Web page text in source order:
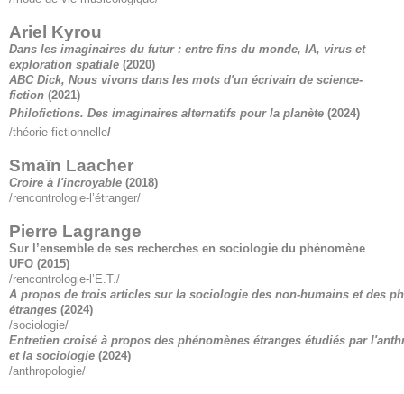
Ariel Kyrou
Dans les imaginaires du futur : entre fins du monde, IA, virus et
exploration spatiale (2020)
ABC Dick, Nous vivons dans les mots d'un écrivain de science-
fiction (2021)
Philofictions. Des imaginaires alternatifs pour la planète (2024)
/théorie fictionnelle/
Smaïn Laacher
Croire à l'incroyable (2018)
/rencontrologie-l’étranger/
Pierre Lagrange
Sur l’ensemble de ses recherches en sociologie du phénomène
UFO (2015)
/rencontrologie-l’E.T./
A propos de trois articles sur la sociologie des non-humains et des
étranges (2024)
/sociologie/
Entretien croisé à propos des phénomènes étranges étudiés par
et la sociologie (2024)
/anthropologie/